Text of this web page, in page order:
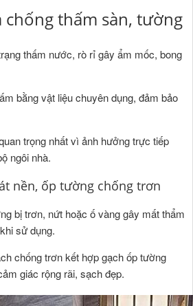
chống thấm sàn, tường
thấm nước, rò rỉ gây ẩm mốc, bong
bằng vật liệu chuyên dụng, đảm bảo
trọng nhất vì ảnh hưởng trực tiếp
ngôi nhà.
nền, ốp tường chống trơn
bị trơn, nứt hoặc ố vàng gây mất thẩm
sử dụng.
chống trơn kết hợp gạch ốp tường
giác rộng rãi, sạch đẹp.